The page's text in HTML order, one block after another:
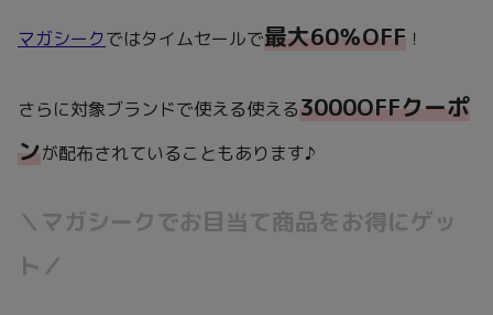
マガシークではタイムセールで最大60％OFF ！
さらに対象ブランドで使える使える3000OFFクーポ
ンが配布されていることもあります♪
＼マガシークでお目当て商品をお得にゲッ
ト／